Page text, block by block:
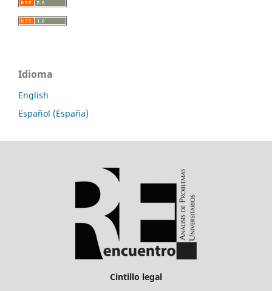
Idioma
English
Español (España)
Cintillo legal